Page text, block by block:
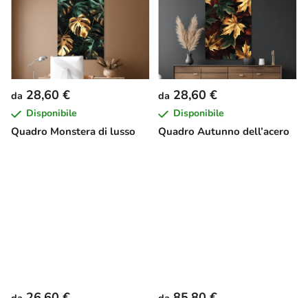
Quadro Monstera di lusso
da 28,60 €
Disponibile
Quadro Autunno dell’acero
da 28,60 €
Disponibile